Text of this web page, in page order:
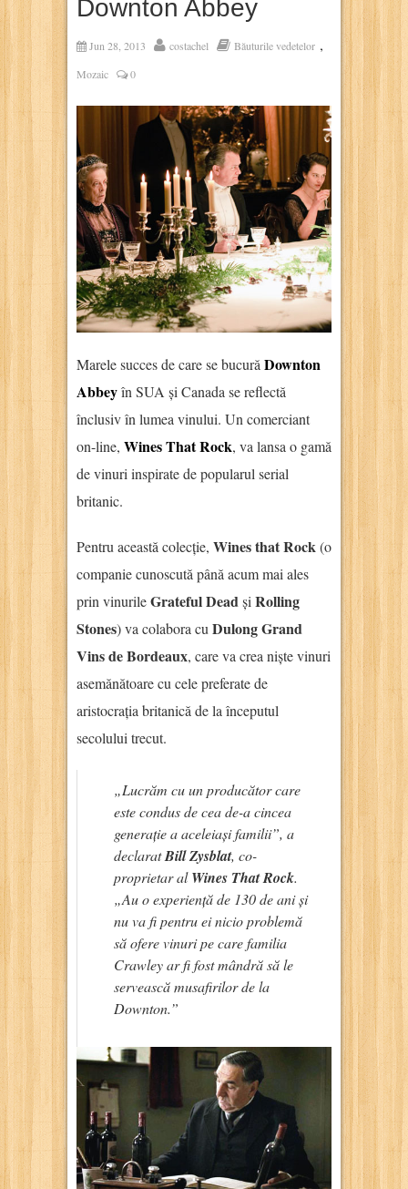
Downton Abbey
Jun 28, 2013 costachel Băuturile vedetelor ,
Mozaic 0
Marele succes de care se bucură Downton
Abbeyîn SUA și Canada se reflectă
înclusiv în lumea vinului. Un comerciant
on-line, Wines That Rock, va lansa o gamă
de vinuri inspirate de popularul serial
britanic.
Pentru această colecție, Wines that Rock(o
companie cunoscută până acum mai ales
prin vinurileGrateful Deadși Rolling
Stones) va colabora cu Dulong Grand
Vins de Bordeaux, care va crea niște vinuri
asemănătoare cu cele preferate de
aristocrația britanică de la începutul
secolului trecut.
„Lucrăm cu un producător care
este condus de cea de-a cincea
generație a aceleiași familii”, a
declaratBill Zysblat, co-
proprietar alWines That Rock.
„Au o experiență de 130 de ani și
nu va fi pentru ei nicio problemă
să ofere vinuri pe care familia
Crawley ar fi fost mândră să le
servească musafirilor de la
Downton.”